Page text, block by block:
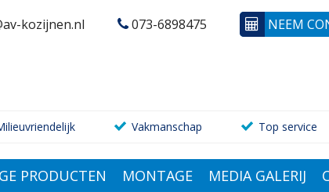
kozijnen.nl 073-6898475 NEEM
Vakmanschap Top service
PRODUCTEN MONTAGE MEDIA GALERIJ